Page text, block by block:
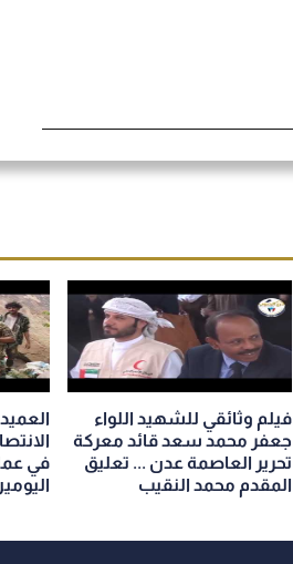
فيلم وثائقي للشهيد اللواء
جعفر محمد سعد قائد معركة
تحرير العاصمة عدن ... تعليق
المقدم محمد النقيب
في